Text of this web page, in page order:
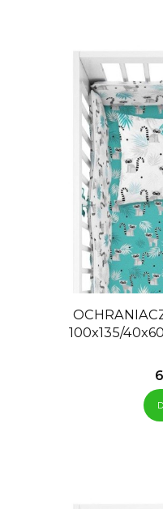
100x135/